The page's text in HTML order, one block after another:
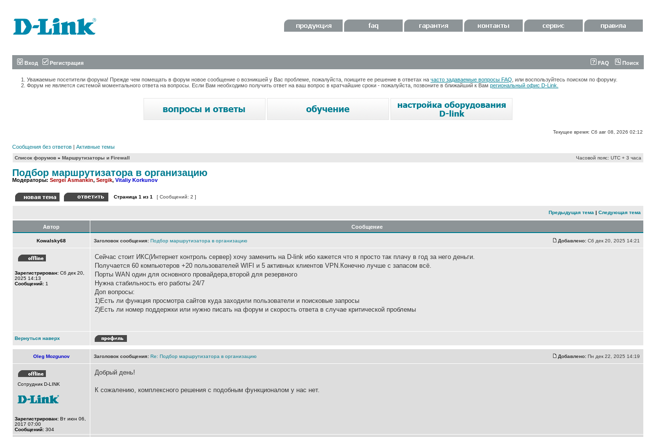
Вход Регистрация FAQ Поиск
Уважаемые посетители форума! Прежде чем помещать в форум новое сообщение о возникшей у Вас проблеме, пожалуйста, поищите ее решение в ответах на часто задаваемые вопросы FAQ , или воспользуйтесь поиском по форуму.
Форум не является системой моментального ответа на вопросы. Если Вам необходимо получить ответ на ваш вопрос в кратчайшие сроки - пожалуйста, позвоните в ближайший к Вам региональный офис D-Link.
Текущее время: Сб авг 08, 2026 02:12
Сообщения без ответов | Активные темы
Список форумов » Маршрутизаторы и Firewall Часовой пояс: UTC + 3 часа
Подбор маршрутизатора в организацию
Модераторы: Sergei Asmankin, Sergik, Vitaliy Korkunov
Страница 1 из 1 [ Сообщений: 2 ]
Предыдущая тема | Следующая тема
Автор Сообщение
Kowalsky68 Заголовок сообщения: Подбор маршрутизатора в организацию Добавлено: Сб дек 20, 2025 14:21
Зарегистрирован: Сб дек 20,
2025 14:13
Сообщений: 1
Сейчас стоит ИКС(Интернет контроль сервер) хочу заменить на D-link ибо кажется что я просто так плачу в год за него деньги.
Получается 60 компьютеров +20 пользователей WIFI и 5 активных клиентов VPN.Конечно лучше с запасом всё.
Порты WAN один для основного провайдера,второй для резервного
Нужна стабильность его работы 24/7
Доп вопросы:
1)Есть ли функция просмотра сайтов куда заходили пользователи и поисковые запросы
2)Есть ли номер поддержки или нужно писать на форум и скорость ответа в случае критической проблемы
Вернуться наверх
Oleg Mozgunov Заголовок сообщения: Re: Подбор маршрутизатора в организацию Добавлено: Пн дек 22, 2025 14:19
Сотрудник D-LINK
Зарегистрирован: Вт июн 06,
2017 07:00
Сообщений: 304
Добрый день!
К сожалению, комплексного решения с подобным функционалом у нас нет.